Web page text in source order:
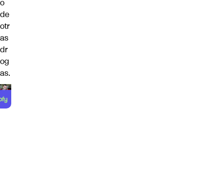
o
de
otr
as
dr
og
as.